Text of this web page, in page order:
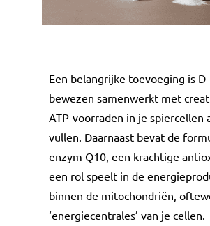
Een belangrijke toevoeging is
bewezen samenwerkt met
ATP-voorraden in je spiercellen
vullen. Daarnaast bevat de
enzym Q10, een krachtige
een rol speelt in de
binnen de mitochondriën,
‘energiecentrales’ van je cellen.